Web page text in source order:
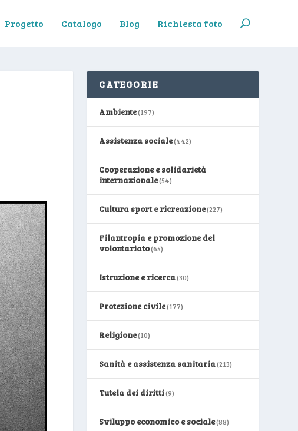
Progetto Catalogo Blog Richiesta foto
CATEGORIE
Ambiente(197)
Assistenza sociale(442)
Cooperazione e solidarietà
internazionale(54)
Cultura sport e ricreazione(227)
Filantropia e promozione del
volontariato(65)
Istruzione e ricerca(30)
Protezione civile(177)
Religione(10)
Sanità e assistenza sanitaria(213)
Tutela dei diritti(9)
Sviluppo economico e sociale(88)